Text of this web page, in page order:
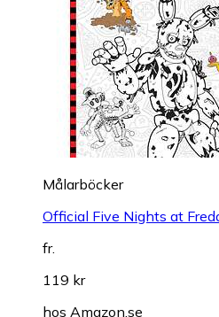
Målarböcker
Official Five Nights at
fr.
119 kr
hos Amazon.se